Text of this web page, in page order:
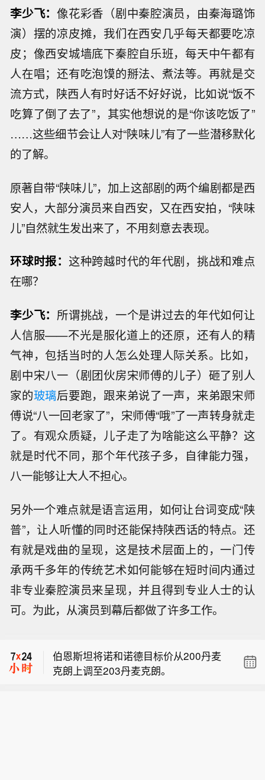
李少飞：像花彩香（剧中秦腔演员，由秦海璐饰
演）摆的凉皮摊，我们在西安几乎每天都要吃凉
皮；像西安城墙底下秦腔自乐班，每天中午都有
人在唱；还有吃泡馍的掰法、煮法等。再就是交
流方式，陕西人有时好话不好好说，比如说“饭不
吃算了倒了去了”，其实他想说的是“你该吃饭了”
……这些细节会让人对“陕味儿”有了一些潜移默化
的了解。
原著自带“陕味儿”，加上这部剧的两个编剧都是西
安人，大部分演员来自西安，又在西安拍，“陕味
儿”自然就生发出来了，不用刻意去表现。
环球时报： 这种跨越时代的年代剧，挑战和难点
在哪？
李少飞： 所谓挑战，一个是讲过去的年代如何让
人信服——不光是服化道上的还原，还有人的精
气神，包括当时的人怎么处理人际关系。比如，
剧中宋八一（剧团伙房宋师傅的儿子）砸了别人
家的玻璃后要跑，跟来弟说了一声，来弟跟宋师
傅说“八一回老家了”，宋师傅“哦”了一声转身就走
了。有观众质疑，儿子走了为啥能这么平静？这
就是时代不同，那个年代孩子多，自律能力强，
八一能够让大人不担心。
另外一个难点就是语言运用，如何让台词变成“陕
普”，让人听懂的同时还能保持陕西话的特点。还
有就是戏曲的呈现，这是技术层面上的，一门传
承两千多年的传统艺术如何能够在短时间内通过
非专业秦腔演员来呈现，并且得到专业人士的认
可。为此，从演员到幕后都做了许多工作。
伯恩斯坦将诺和诺德目标价从200丹麦
克朗上调至203丹麦克朗。
【*ST启环：持股5%以上股东部分股份
将被第四次拍卖】*ST启环公告称，股
股本7.18%。本次拟第四次拍卖其合计
持有的50,713,780股股份，占其持股总
风“白海豚”和冷空气共同影响，8月10日
至16日，湖北、河南、河北、山东将先
伯恩斯坦将诺和诺德目标价从200丹麦
克朗上调至203丹麦克朗。